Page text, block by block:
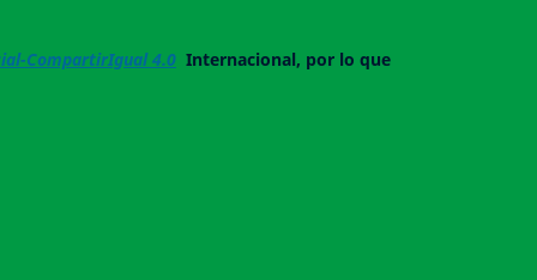
CompartirIgual 4.0 Internacional, por lo que